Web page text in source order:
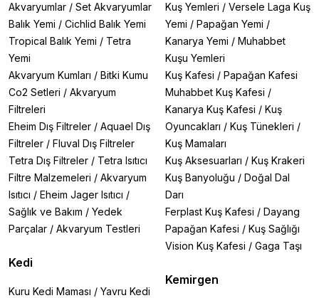
köpek maması,kuş yemi vediğer pet ürünlerinde
en yüksek kaliteyi garanti ediyoruz. Tüm ürünlerimiz
doğrudan yetkili distribütörlerden veya
üreticilerden
temin edilmekte olup, %100 orijinal
tazelik kontrolü
yapılmış şekilde sizlere
ulaştırılmaktadır. Böylece evcil dostlarınız için her
zamangüvenilir ve taze
ürünler satın almanın gönül
rahatlığını yaşarsınız. Ayrıcahızlı ve güvenli teslimat
anlayışımızla, saat15:00’a
kadar verilen siparişleri
aynı gün kargoya veriyor, ihtiyaçlarınızı en kısa
sürede kapınıza ulaştırıyoruz.Atakan Petshop’ta
müşteri memnuniyeti her zaman önceliğimizdir. Bu
nedenlekolay iade ve değişimimkanlarımız
sayesinde alışveriş sürecinizin her aşamasında güven
ve rahatlık sunuyoruz. Evcil dostlarınızın mutluluğu
için en iyi markalar ,en taze ürünlerve en güvenilir
hizmet Atakan Petshop ’ta sizi bekliyor.
Akvaryumlar / Set Akvaryumlar
Balık Yemi / Cichlid Balık Yemi
Tropical Balık Yemi / Tetra
Yemi
Akvaryum Kumları / Bitki Kumu
Co2 Setleri / Akvaryum
Filtreleri
Eheim Dış Filtreler / Aquael Dış
Filtreler / Fluval Dış Filtreler
Tetra Dış Filtreler / Tetra Isıtıcı
Filtre Malzemeleri / Akvaryum
Isıtıcı / Eheim Jager Isıtıcı /
Sağlık ve Bakım / Yedek
Parçalar / Akvaryum Testleri
Kedi
Kuru Kedi Maması / Yavru Kedi
Kuş Yemleri / Versele Laga Kuş
Yemi / Papağan Yemi /
Kanarya Yemi / Muhabbet
Kuşu Yemleri
Kuş Kafesi / Papağan Kafesi
Muhabbet Kuş Kafesi /
Kanarya Kuş Kafesi / Kuş
Oyuncakları / Kuş Tünekleri /
Kuş Mamaları
Kuş Aksesuarları / Kuş Krakeri
Kuş Banyoluğu / Doğal Dal
Darı
Ferplast Kuş Kafesi / Dayang
Papağan Kafesi / Kuş Sağlığı
Vision Kuş Kafesi / Gaga Taşı
Kemirgen